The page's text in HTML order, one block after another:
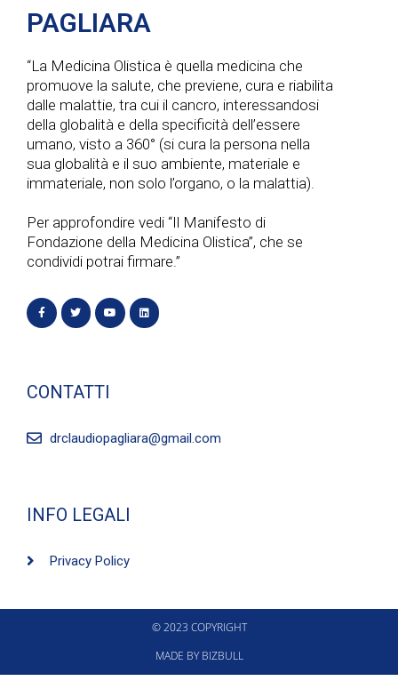
PAGLIARA
“La Medicina Olistica è quella medicina che
promuove la salute, che previene, cura e riabilita
dalle malattie, tra cui il cancro, interessandosi
della globalità e della specificità dell’essere
umano, visto a 360° (si cura la persona nella
sua globalità e il suo ambiente, materiale e
immateriale, non solo l’organo, o la malattia).
Per approfondire vedi “Il Manifesto di
Fondazione della Medicina Olistica”, che se
condividi potrai firmare.”
CONTATTI
drclaudiopagliara@gmail.com
INFO LEGALI
Privacy Policy
© 2023 COPYRIGHT
MADE BY BIZBULL